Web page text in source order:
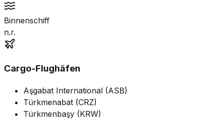
Binnenschiff
n.r.
Cargo-Flughäfen
Aşgabat International (ASB)
Türkmenabat (CRZ)
Türkmenbaşy (KRW)